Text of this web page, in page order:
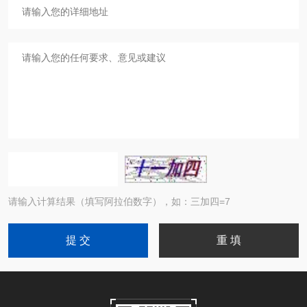
请输入计算结果（填写阿拉伯数字），如：三加四=7